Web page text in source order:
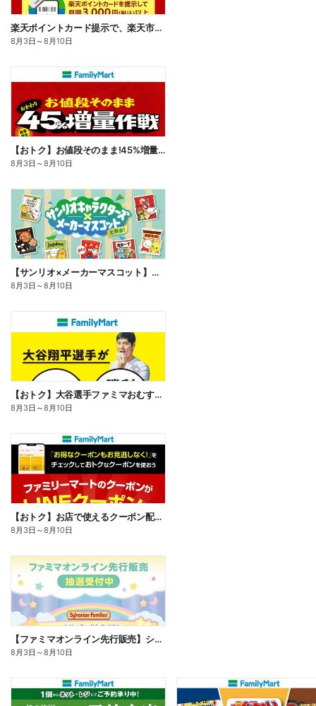
楽天ポイントカード提示で、楽天市場でのお買い物がおトクに!
8月3日 ～8月10日
【おトク】お値段そのまま!45%増量作戦!
8月3日 ～8月10日
【サンリオ×メーカーマスコット】オリジナルグッズ貰える!
8月3日 ～8月10日
【おトク】大谷選手ファミマおむすび割
8月3日 ～8月10日
【おトク】お店で使えるクーポン配信中
8月3日 ～8月10日
【ファミマオンライン先行販売】シルバニアファミリー
8月3日 ～8月10日